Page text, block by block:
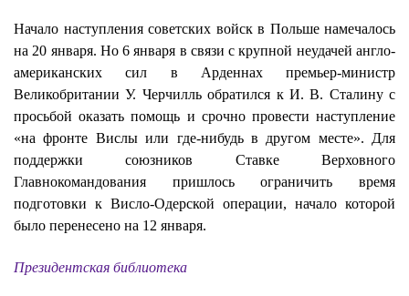
Начало наступления советских войск в Польше намечалось
на 20 января. Но 6 января в связи с крупной неудачей англо-
американских сил в Арденнах премьер-министр
Великобритании У. Черчилль обратился к И. В. Сталину с
просьбой оказать помощь и срочно провести наступление
«на фронте Вислы или где-нибудь в другом месте». Для
поддержки союзников Ставке Верховного
Главнокомандования пришлось ограничить время
подготовки к Висло-Одерской операции, начало которой
было перенесено на 12 января.
Президентская библиотека